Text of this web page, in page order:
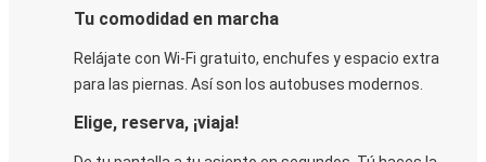
Tu comodidad en marcha
Relájate con Wi-Fi gratuito, enchufes y espacio extra
para las piernas. Así son los autobuses modernos.
Elige, reserva, ¡viaja!